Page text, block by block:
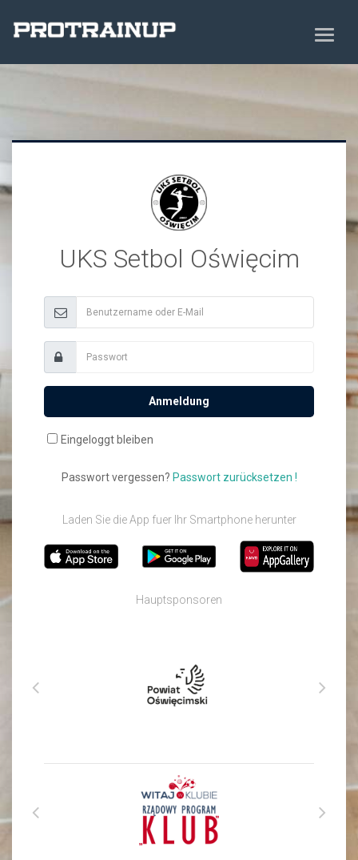
UKS Setbol Oświęcim
Anmeldung
Eingeloggt bleiben
Passwort vergessen? Passwort zurücksetzen !
Laden Sie die App fuer Ihr Smartphone herunter
Hauptsponsoren